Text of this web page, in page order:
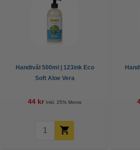
Handtvål 500ml | 123ink Eco
Soft Aloe Vera
44 kr Inkl. 25% Moms